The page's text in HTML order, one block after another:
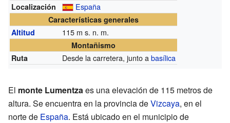
Localización España
Características generales
Altitud
115 m s. n. m.
Montañismo
Ruta
Desde la carretera, junto abasílica
El monte Lumentzaes una elevación de 115 metros de
altura. Se encuentra en la provincia deVizcaya, en el
norte de España. Está ubicado en el municipio de